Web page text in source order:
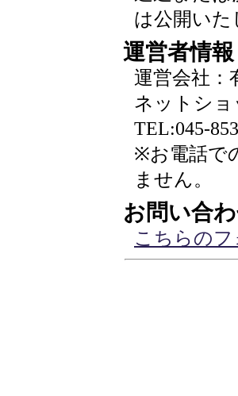
は公開い
運営者情報
運営会社：
ネットショ
TEL:045-
※お電話で
ません。
お問い合
こちらの